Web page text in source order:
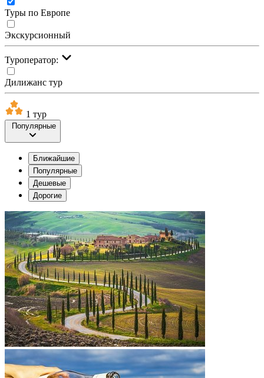
Туры по Европе
Экскурсионный
Туроператор:
Дилижанс тур
1 тур
Популярные
Ближайшие
Популярные
Дешевые
Дорогие